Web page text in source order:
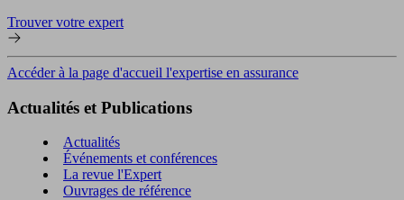
Trouver votre expert
Accéder à la page d'accueil l'expertise en assurance
Actualités et Publications
Actualités
Événements et conférences
La revue l'Expert
Ouvrages de référence